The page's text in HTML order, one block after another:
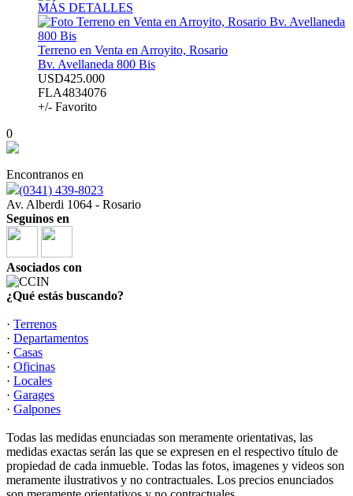
MÁS DETALLES
Terreno en Venta en Arroyito, Rosario
Bv. Avellaneda 800 Bis
USD425.000
FLA4834076
+/- Favorito
0
Encontranos en
(0341) 439-8023
Av. Alberdi 1064 - Rosario
Seguinos en
Asociados con
¿Qué estás buscando?
· Terrenos
· Departamentos
· Casas
· Oficinas
· Locales
· Garages
· Galpones
Todas las medidas enunciadas son meramente orientativas, las
medidas exactas serán las que se expresen en el respectivo título de
propiedad de cada inmueble. Todas las fotos, imagenes y videos son
meramente ilustrativos y no contractuales. Los precios enunciados